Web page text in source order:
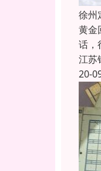
徐州
黄金
话，
江苏
20-